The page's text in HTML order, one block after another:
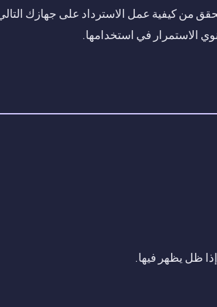
الاستمرار في استخدامها.